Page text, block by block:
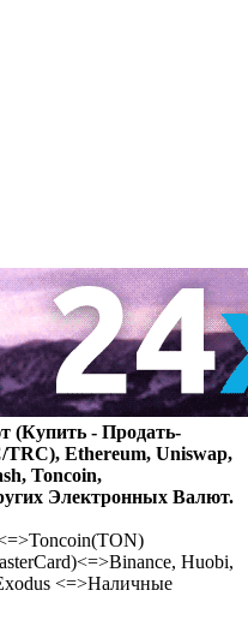
(Купить - Продать-
Ethereum, Uniswap,
Toncoin,
Электронных Валют.
Huobi,
<=>Наличные